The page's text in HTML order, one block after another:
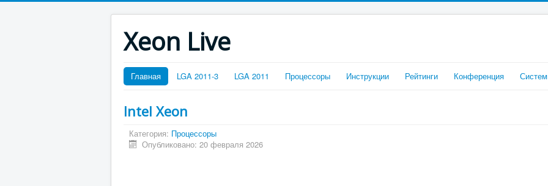
Xeon Live
Главная LGA 2011-3 LGA 2011 Процессоры Инструкции Рейтинги Конференция
Intel Xeon
Категория: Процессоры
Опубликовано: 20 февраля 2026